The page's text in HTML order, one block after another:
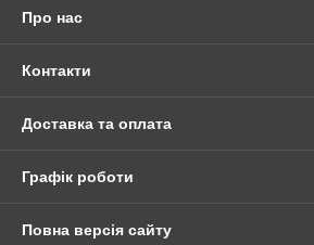
Про нас
Контакти
Доставка та оплата
Графік роботи
Повна версія сайту